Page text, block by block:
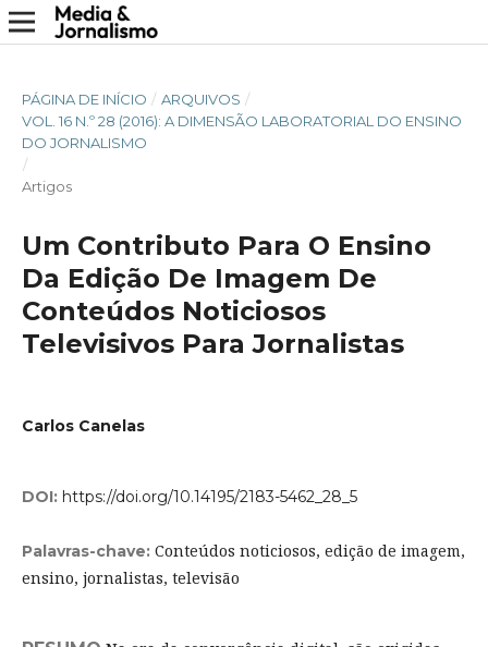
PÁGINA DE INÍCIO / ARQUIVOS /
VOL. 16 N.º 28 (2016): A DIMENSÃO LABORATORIAL DO ENSINO
DO JORNALISMO
/
Artigos
Um Contributo Para O Ensino
Da Edição De Imagem De
Conteúdos Noticiosos
Televisivos Para Jornalistas
Carlos Canelas
DOI: https://doi.org/10.14195/2183-5462_28_5
Palavras-chave: Conteúdos noticiosos, edição de imagem,
ensino, jornalistas, televisão